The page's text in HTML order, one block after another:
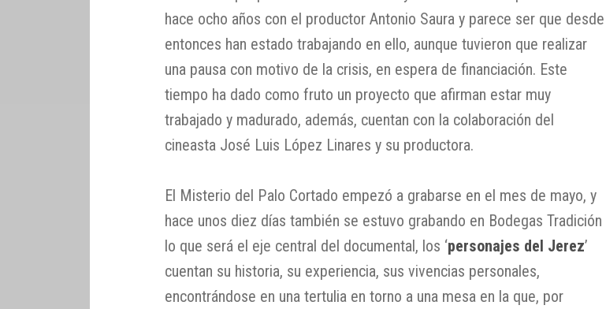
hace ocho años con el productor Antonio Saura y parece ser que desde
entonces han estado trabajando en ello, aunque tuvieron que realizar
una pausa con motivo de la crisis, en espera de financiación. Este
tiempo ha dado como fruto un proyecto que afirman estar muy
trabajado y madurado, además, cuentan con la colaboración del
cineasta José Luis López Linares y su productora.
El Misterio del Palo Cortado empezó a grabarse en el mes de mayo, y
hace unos diez días también se estuvo grabando en Bodegas Tradición
lo que será el eje central del documental, los ‘personajes del Jerez’
cuentan su historia, su experiencia, sus vivencias personales,
encontrándose en una tertulia en torno a una mesa en la que, por